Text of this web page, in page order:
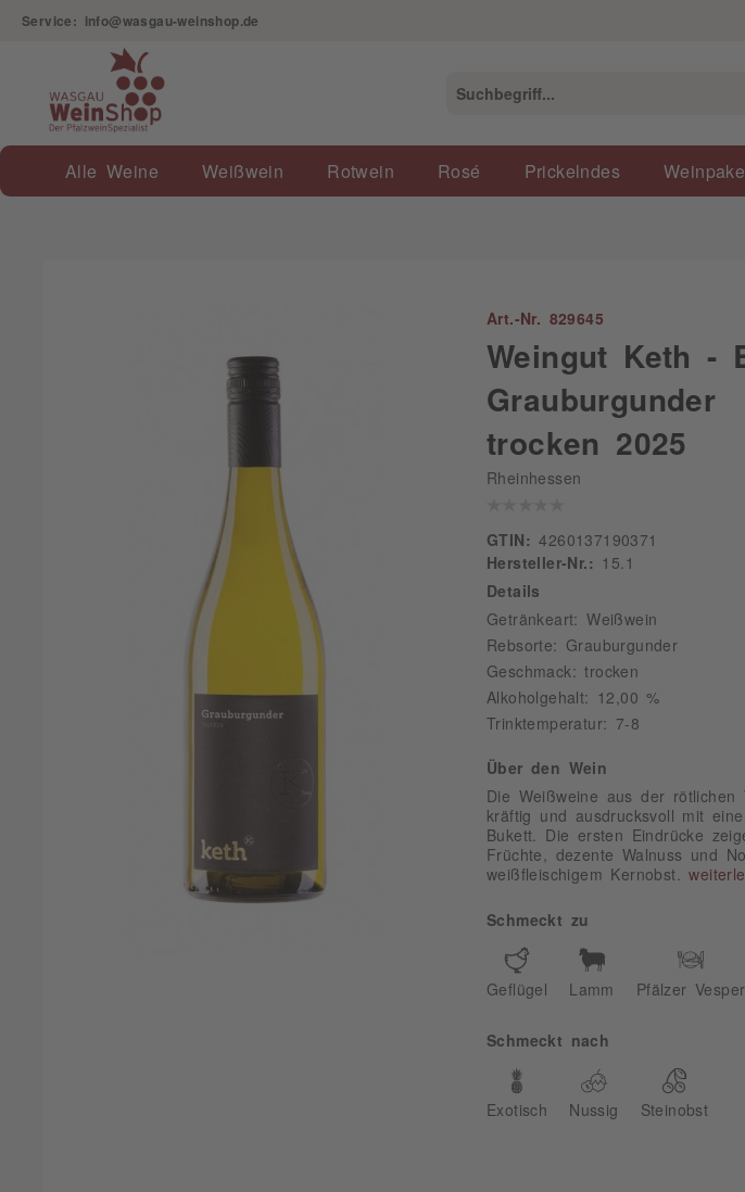
Service: info@wasgau-weinshop.de
Alle Weine Weißwein Rotwein Rosé Prickelndes
Art.-Nr. 829645
Weingut Keth -
Grauburgunder
trocken 2025
Rheinhessen
GTIN:
4260137190371
Hersteller-Nr.:
15.1
Details
Getränkeart: Weißwein
Rebsorte: Grauburgunder
Geschmack: trocken
Alkoholgehalt: 12,00 %
Trinktemperatur: 7-8
Über den Wein
Die Weißweine aus der rötlichen
kräftig und ausdrucksvoll mit
Bukett. Die ersten Eindrücke
Früchte, dezente Walnuss und
weißfleischigem Kernobst.
Schmeckt zu
Geflügel Lamm Pfälzer Vesper
Schmeckt nach
Exotisch Nussig Steinobst